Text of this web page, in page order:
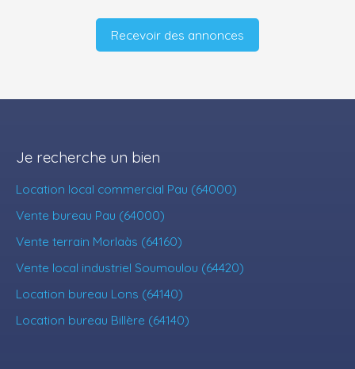
Recevoir des annonces
Je recherche un bien
Location local commercial Pau (64000)
Vente bureau Pau (64000)
Vente terrain Morlaàs (64160)
Vente local industriel Soumoulou (64420)
Location bureau Lons (64140)
Location bureau Billère (64140)